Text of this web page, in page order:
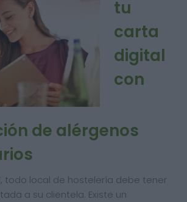
tu
carta
digital
con
de alérgenos
todo local de hostelería debe tener
a su clientela. Existe un